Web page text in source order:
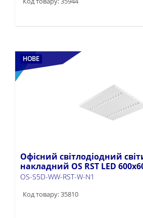
НОВЕ
Офісний світлодіодний
накладний OS RST LED
OS-S5D-WW-RST-W-N1
Код товару: 35810